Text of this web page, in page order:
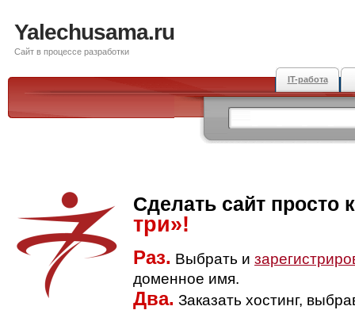
Yalechusama.ru
Сайт в процессе разработки
IT-работа
Сделать сайт просто
три»!
Раз. Выбрать и
доменное имя.
Два. Заказать хостинг,